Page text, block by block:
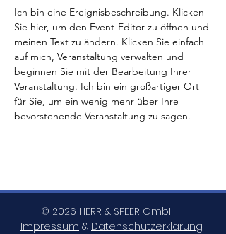
Ich bin eine Ereignisbeschreibung. Klicken
Sie hier, um den Event-Editor zu öffnen und
meinen Text zu ändern. Klicken Sie einfach
auf mich, Veranstaltung verwalten und
beginnen Sie mit der Bearbeitung Ihrer
Veranstaltung. Ich bin ein großartiger Ort
für Sie, um ein wenig mehr über Ihre
bevorstehende Veranstaltung zu sagen.
© 2026 HERR & SPEER GmbH |
Impressum & Datenschutzerklärung